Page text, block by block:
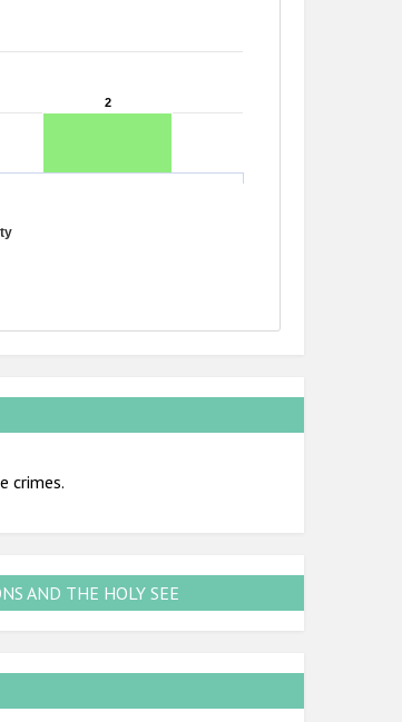
2
2
crimes.
AND THE HOLY SEE